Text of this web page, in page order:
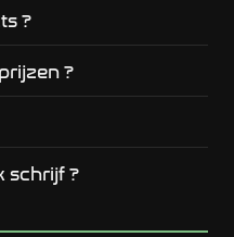
?
?
schrijf ?